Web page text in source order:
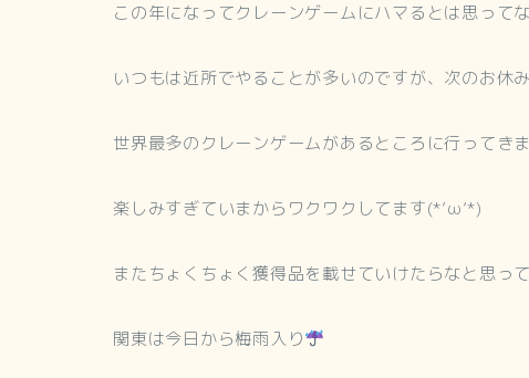
この年になってクレーンゲームにハマるとは思って
いつもは近所でやることが多いのですが、次のお休
世界最多のクレーンゲームがあるところに行ってき
楽しみすぎていまからワクワクしてます(*’ω’*)
またちょくちょく獲得品を載せていけたらなと思っ
関東は今日から梅雨入り